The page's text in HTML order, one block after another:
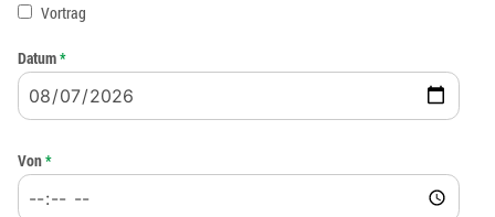
Vortrag
Datum*
Von*